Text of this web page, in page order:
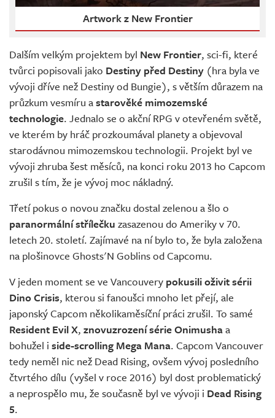
Artwork z New Frontier
Dalším velkým projektem byl New Frontier, sci-fi, které
tvůrci popisovali jako Destiny před Destiny (hra byla ve
vývoji dříve než Destiny od Bungie), s větším důrazem na
průzkum vesmíru astarověké mimozemské
technologie. Jednalo se o akční RPG v otevřeném světě,
ve kterém by hráč prozkoumával planety a objevoval
starodávnou mimozemskou technologii. Projekt byl ve
vývoji zhruba šest měsíců, na konci roku 2013 ho Capcom
zrušil s tím, že je vývoj moc nákladný.
Třetí pokus o novou značku dostal zelenou a šlo o
paranormální střílečku zasazenou do Ameriky v 70.
letech 20. století. Zajímavé na ní bylo to, že byla založena
na plošinovce Ghosts'N Goblins od Capcomu.
V jeden moment se ve Vancouvery pokusili oživit sérii
Dino Crisis, kterou si fanoušci mnoho let přejí, ale
japonský Capcom několikaměsíční práci zrušil. To samé
Resident Evil X, znovuzrození série Onimushaa
bohužel i side-scrolling Mega Mana. Capcom Vancouver
tedy neměl nic než Dead Rising, ovšem vývoj posledního
čtvrtého dílu (vyšel v roce 2016) byl dost problematický
a neprospělo mu, že současně byl ve vývoji i Dead Rising
5.